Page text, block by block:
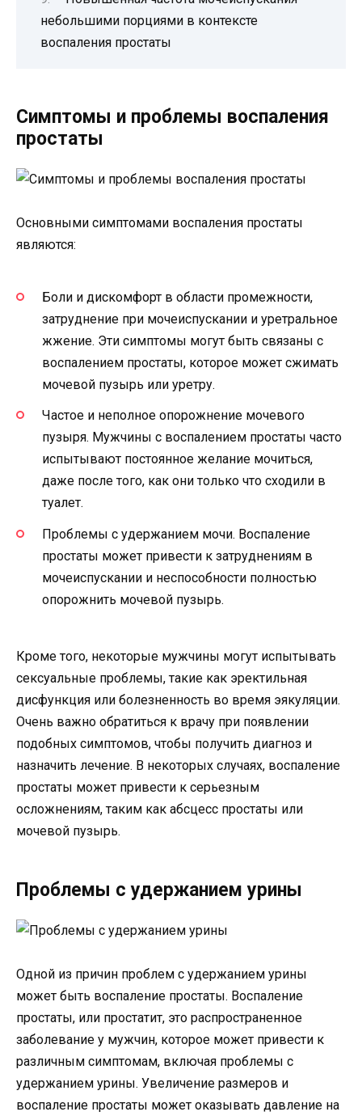
небольшими порциями в контексте
воспаления простаты
Симптомы и проблемы воспаления
простаты
Основными симптомами воспаления простаты
являются:
Боли и дискомфорт в области промежности,
затруднение при мочеиспускании и уретральное
жжение. Эти симптомы могут быть связаны с
воспалением простаты, которое может сжимать
мочевой пузырь или уретру.
Частое и неполное опорожнение мочевого
пузыря. Мужчины с воспалением простаты часто
испытывают постоянное желание мочиться,
даже после того, как они только что сходили в
туалет.
Проблемы с удержанием мочи. Воспаление
простаты может привести к затруднениям в
мочеиспускании и неспособности полностью
опорожнить мочевой пузырь.
Кроме того, некоторые мужчины могут испытывать
сексуальные проблемы, такие как эректильная
дисфункция или болезненность во время эякуляции.
Очень важно обратиться к врачу при появлении
подобных симптомов, чтобы получить диагноз и
назначить лечение. В некоторых случаях, воспаление
простаты может привести к серьезным
осложнениям, таким как абсцесс простаты или
мочевой пузырь.
Проблемы с удержанием урины
Одной из причин проблем с удержанием урины
может быть воспаление простаты. Воспаление
простаты, или простатит, это распространенное
заболевание у мужчин, которое может привести к
различным симптомам, включая проблемы с
удержанием урины. Увеличение размеров и
воспаление простаты может оказывать давление на